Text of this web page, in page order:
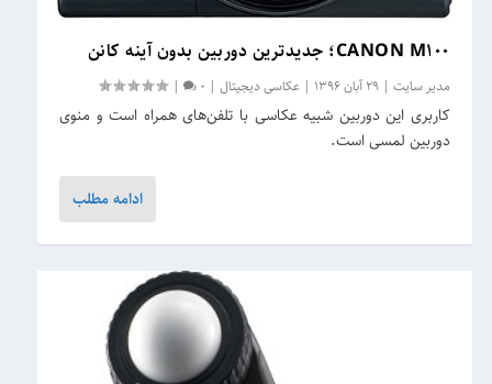
CANON M۱۰۰؛ جدیدترین دوربین بدون آینه کانن
مدیر سایت |29 آبان 1396 |عکاسی دیجیتال |
0
|
کاربری این دوربین شبیه عکاسی با تلفن‌های همراه است و منوی
دوربین لمسی است.
ادامه مطلب